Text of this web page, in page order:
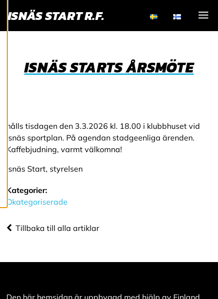
N
I
för att ge dig en
bättre
användarupplevelse
och personlig
service. Genom att
samtycka till
användningen av
utveckla en ännu
dina
ISNÄS START R.F.
ISNÄS STARTS ÅRSMÖTE
hålls tisdagen den 3.3.2026 kl. 18.00 i klubbhuset vid
Isnäs sportplan. På agendan stadgeenliga ärenden.
Kaffebjudning, varmt välkomna!
Isnäs Start, styrelsen
Kategorier:
Okategoriserade
Tillbaka till alla artiklar